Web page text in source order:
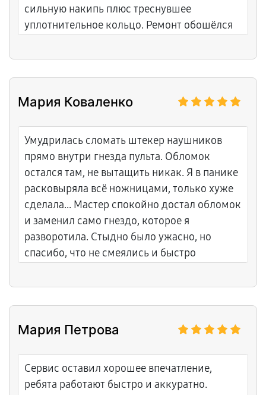
сильную накипь плюс треснувшее
уплотнительное кольцо. Ремонт обошёлся
Огромное спасибо Алексею за честность и
Мария Коваленко
Умудрилась сломать штекер наушников
прямо внутри гнезда пульта. Обломок
остался там, не вытащить никак. Я в панике
расковыряла всё ножницами, только хуже
сделала... Мастер спокойно достал обломок
и заменил само гнездо, которое я
разворотила. Стыдно было ужасно, но
спасибо, что не смеялись и быстро
Мария Петрова
Сервис оставил хорошее впечатление,
ребята работают быстро и аккуратно.